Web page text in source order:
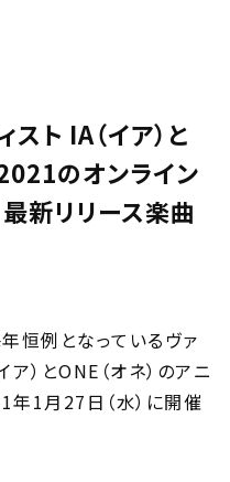
ト IA（イア）と
のオンライン
新リリース楽曲
恒例となっているヴァ
）とONE（オネ）のアニ
年1月27日（水）に開催